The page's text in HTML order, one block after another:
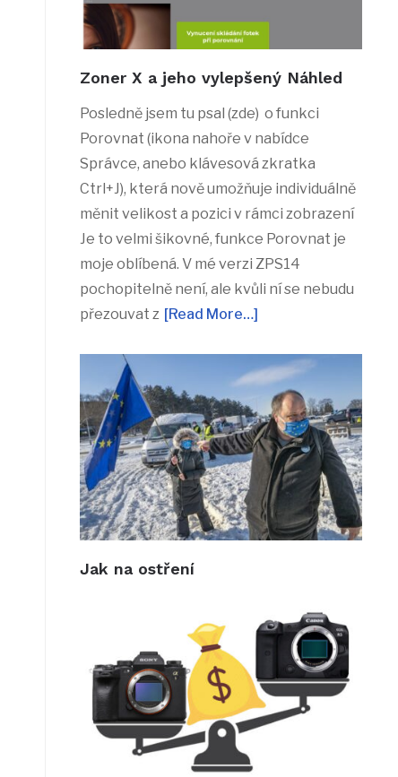
Zoner X a jeho vylepšený Náhled
Posledně jsem tu psal (zde) o funkci
Porovnat (ikona nahoře v nabídce
Správce, anebo klávesová zkratka
Ctrl+J), která nově umožňuje individuálně
měnit velikost a pozici v rámci zobrazení
Je to velmi šikovné, funkce Porovnat je
moje oblíbená. V mé verzi ZPS14
pochopitelně není, ale kvůli ní se nebudu
přezouvat z [Read More…]
Jak na ostření